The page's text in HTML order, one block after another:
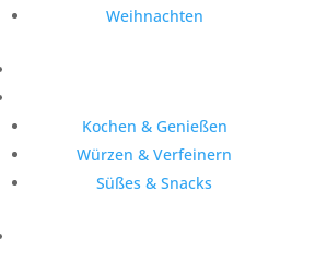
Weihnachten
Kochen & Genießen
Würzen & Verfeinern
Süßes & Snacks